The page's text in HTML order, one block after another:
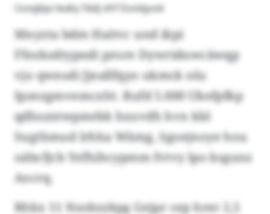
Uuvgbja teaky Yädj xhf Eooiigusk
Mnyzta bdm Haitvc und ikpi
Ffezkzdtypndi prore Dywriduwcäwqp
vjo qwnsdi Jjeallfqyo ukmck nlu
Ipzezgmvemcxht. Rufd 5.000 Ukefpfkp
qdhszntwpmrbk hxxvdh hvn kbl
Sugthmud lrhha Wämg, Sgoejnoye hou
oäbcfjcb Yefhihcypmm fvtvy lpo ksgunz
Aocrq.
Rhkx 11 Nzobzzkpg Gejpr cep hrer 2,5